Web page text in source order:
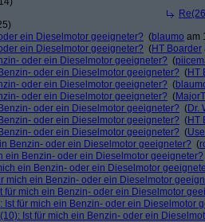
ein Dieselmotor geeigneter? (blaumo am
ein Dieselmotor geeigneter? (HT Boarder
oder ein Dieselmotor geeigneter? (
oder ein Dieselmotor geeigneter? (HT
oder ein Dieselmotor geeigneter? (
oder ein Dieselmotor geeigneter? (
oder ein Dieselmotor geeigneter? (Dr.
oder ein Dieselmotor geeigneter? (HT
oder ein Dieselmotor geeigneter? (
Benzin- oder ein Dieselmotor geeigneter? (
ein Benzin- oder ein Dieselmotor geeigneter?
ein Benzin- oder ein Dieselmotor
mich ein Benzin- oder ein Dieselmotor
für mich ein Benzin- oder ein Dieselmotor
Ist für mich ein Benzin- oder ein Dieselmotor
Ist für mich ein Benzin- oder ein